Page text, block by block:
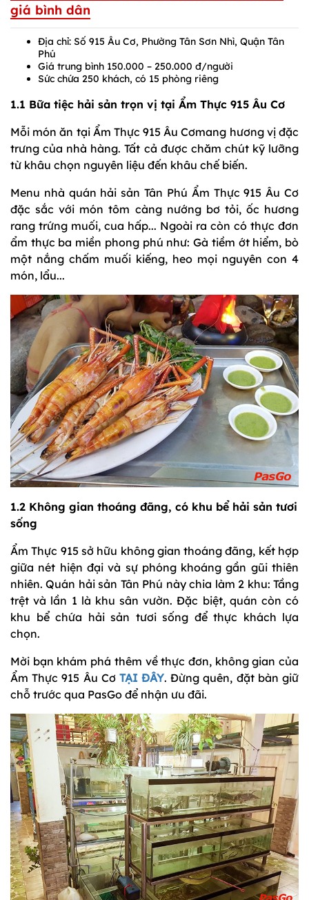
giá bình dân
Địa chỉ: Số 915 Âu Cơ, Phường Tân Sơn Nhì, Quận Tân
Phú
Giá trung bình 150.000 – 250.000 đ/người
Sức chứa 250 khách, có 15 phòng riêng
1.1 Bữa tiệc hải sản trọn vị tại Ẩm Thực 915 Âu Cơ
Mỗi món ăn tại Ẩm Thực 915 Âu Cơmang hương vị đặc
trưng của nhà hàng. Tất cả được chăm chút kỹ lưỡng
từ khâu chọn nguyên liệu đến khâu chế biến.
Menu nhà quán hải sản Tân Phú Ẩm Thực 915 Âu Cơ
đặc sắc với món tôm càng nướng bơ tỏi, ốc hương
rang trứng muối, cua hấp... Ngoài ra còn có thực đơn
ẩm thực ba miền phong phú như: Gà tiềm ớt hiểm, bò
một nắng chấm muối kiếng, heo mọi nguyên con 4
món, lẩu...
1.2 Không gian thoáng đãng, có khu bể hải sản tươi
sống
Ẩm Thực 915 sở hữu không gian thoáng đãng, kết hợp
giữa nét hiện đại và sự phóng khoáng gần gũi thiên
nhiên. Quán hải sản Tân Phú này chia làm 2 khu: Tầng
trệt và lần 1 là khu sân vườn. Đặc biệt, quán còn có
khu bể chứa hải sản tươi sống để thực khách lựa
chọn.
Mời bạn khám phá thêm về thực đơn, không gian của
Ẩm Thực 915 Âu Cơ TẠI ĐÂY. Đừng quên, đặt bàn giữ
chỗ trước qua PasGo để nhận ưu đãi.